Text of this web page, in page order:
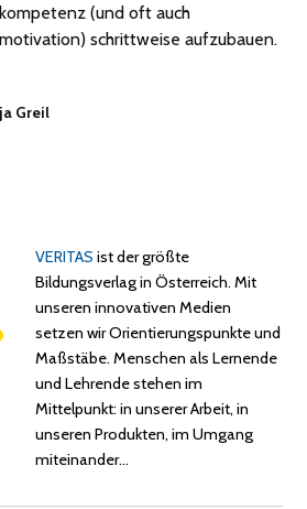
(und oft auch
schrittweise aufzubauen.
Greil
VERITAS ist der größte
Bildungsverlag in Österreich. Mit
unseren innovativen Medien
setzen wir Orientierungspunkte und
Maßstäbe. Menschen als Lernende
und Lehrende stehen im
Mittelpunkt: in unserer Arbeit, in
unseren Produkten, im Umgang
miteinander…